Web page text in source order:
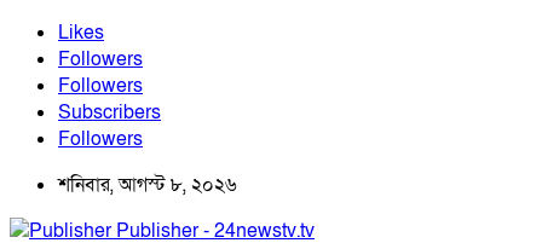
Likes
Followers
Followers
Subscribers
Followers
শনিবার, আগস্ট ৮, ২০২৬
Publisher - 24newstv.tv